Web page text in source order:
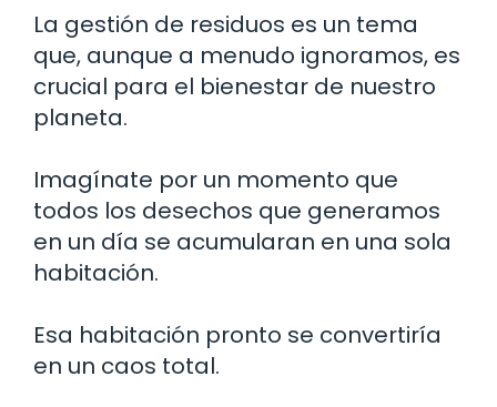
La gestión de residuos es un tema
que, aunque a menudo ignoramos, es
crucial para el bienestar de nuestro
planeta.
Imagínate por un momento que
todos los desechos que generamos
en un día se acumularan en una sola
habitación.
Esa habitación pronto se convertiría
en un caos total.